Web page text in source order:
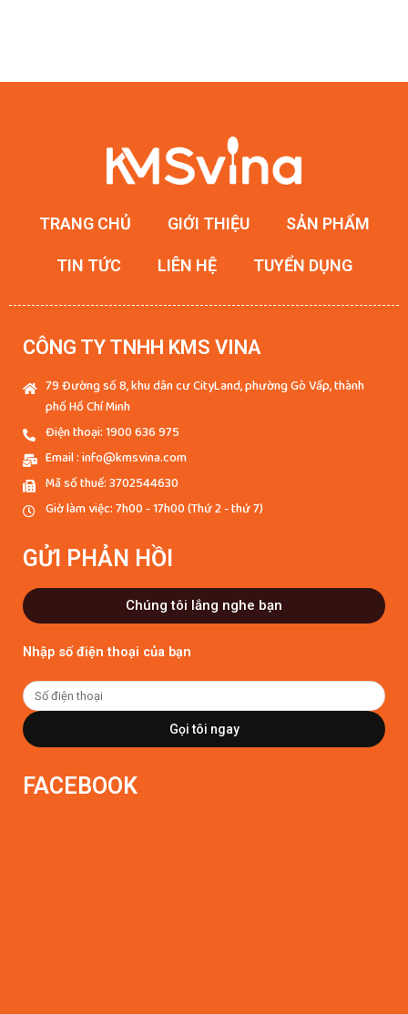
TRANG CHỦ GIỚI THIỆU SẢN PHẨM
TIN TỨC LIÊN HỆ TUYỂN DỤNG
CÔNG TY TNHH KMS VINA
79 Đường số 8, khu dân cư CityLand, phường Gò Vấp, thành
phố Hồ Chí Minh
Điện thoại: 1900 636 975
Email : info@kmsvina.com
Mã số thuế: 3702544630
Giờ làm việc: 7h00 - 17h00 (Thứ 2 - thứ 7)
GỬI PHẢN HỒI
Chúng tôi lắng nghe bạn
Nhập số điện thoại của bạn
Gọi tôi ngay
FACEBOOK